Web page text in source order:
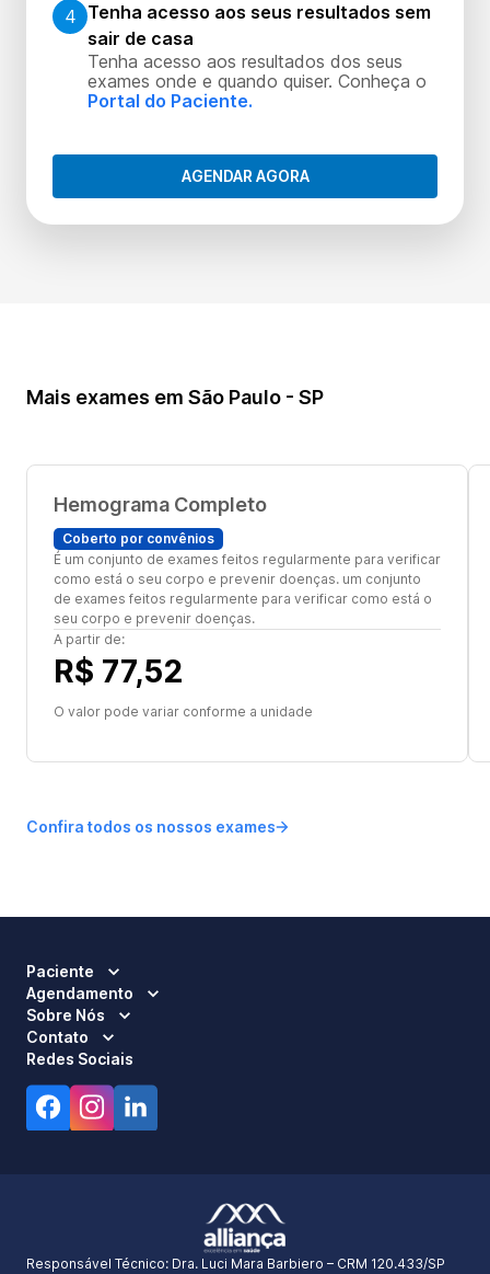
4 Tenha acesso aos seus resultados sem
sair de casa
Tenha acesso aos resultados dos seus
exames onde e quando quiser. Conheça o
Portal do Paciente.
AGENDAR AGORA
Mais exames em São Paulo - SP
Hemograma Completo
Coberto por convênios
É um conjunto de exames feitos regularmente para verificar
como está o seu corpo e prevenir doenças. um conjunto
de exames feitos regularmente para verificar como está o
seu corpo e prevenir doenças.
A partir de:
R$ 77,52
O valor pode variar conforme a unidade
Confira todos os nossos exames
Paciente
Agendamento
Sobre Nós
Contato
Redes Sociais
Responsável Técnico: Dra. Luci Mara Barbiero – CRM 120.433/SP